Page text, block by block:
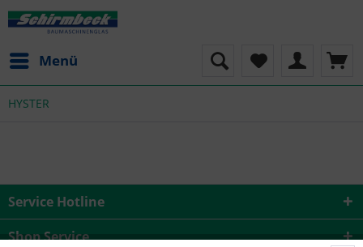
Menü
HYSTER
Service Hotline
Shop Service